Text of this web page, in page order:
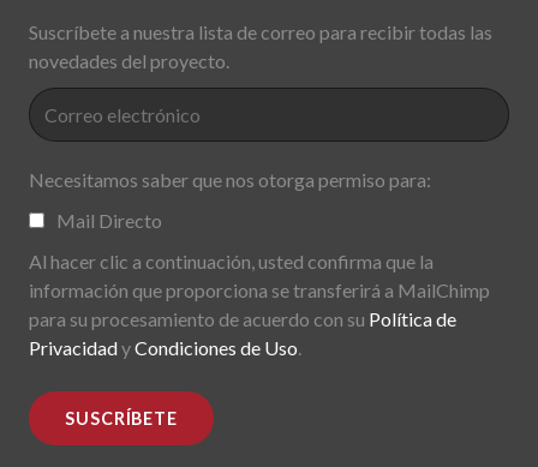
Suscríbete a nuestra lista de correo para recibir todas las
novedades del proyecto.
Necesitamos saber que nos otorga permiso para:
Mail Directo
Al hacer clic a continuación, usted confirma que la
información que proporciona se transferirá a MailChimp
para su procesamiento de acuerdo con su Política de
PrivacidadyCondiciones de Uso.